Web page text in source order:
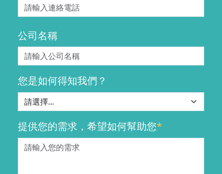
公司名稱
您是如何得知我們？
提供您的需求，希望如何幫助您*